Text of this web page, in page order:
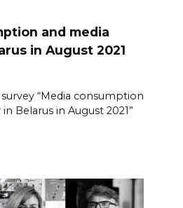
and media
in August 2021
“Media consumption
Belarus in August 2021”